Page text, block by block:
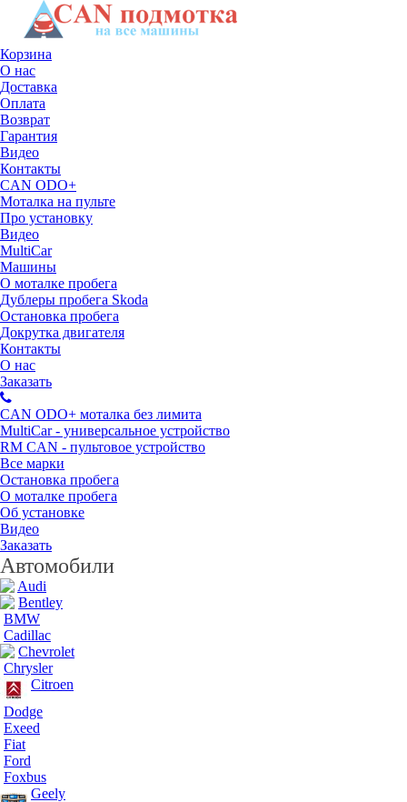
Корзина
О нас
Доставка
Оплата
Возврат
Гарантия
Видео
Контакты
CAN ODO+
Моталка на пульте
Про установку
Видео
MultiCar
Машины
О моталке пробега
Дублеры пробега Skoda
Остановка пробега
Докрутка двигателя
Контакты
О нас
Заказать
CAN ODO+ моталка без лимита
MultiCar - универсальное устройство
RM CAN - пультовое устройство
Все марки
Остановка пробега
О моталке пробега
Об установке
Видео
Заказать
Автомобили
Audi
Bentley
BMW
Cadillac
Chevrolet
Chrysler
Citroen
Dodge
Exeed
Fiat
Ford
Foxbus
Geely